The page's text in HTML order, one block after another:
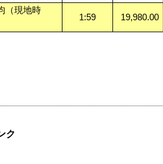
（現地時
1:59 19,980.00
ク